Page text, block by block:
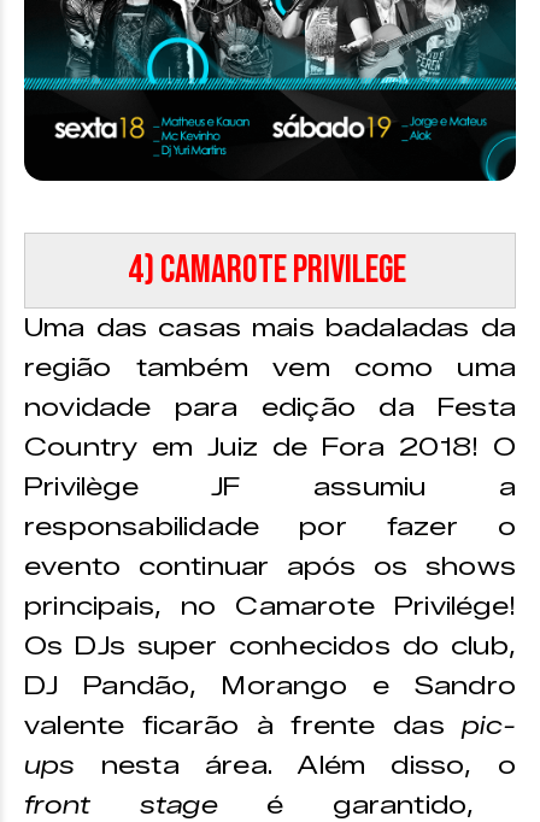
4) Camarote Privilege
Uma das casas mais badaladas da
região também vem como uma
novidade para edição da Festa
Country em Juiz de Fora 2018! O
Privilège JF assumiu a
responsabilidade por fazer o
evento continuar após os shows
principais, no Camarote Privilége!
Os DJs super conhecidos do club,
DJ Pandão, Morango e Sandro
valente ficarão à frente das pic-
ups nesta área. Além disso, o
front stageé garantido,